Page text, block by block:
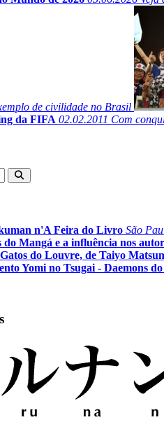
de civilidade no Brasil
da FIFA 02.02.2011 Com
n'A Feira do Livro São
do Mangá e a influência nos
do Louvre, de Taiyo
Yomi no Tsugai - Daemons